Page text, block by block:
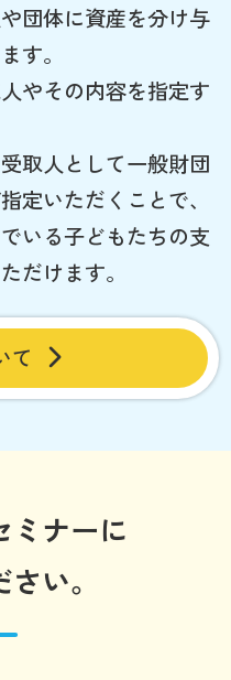
団体に資産を分け与
す。
やその内容を指定す
取人として一般財団
定いただくことで、
いる子どもたちの支
だけます。
て
ミナーに
い。